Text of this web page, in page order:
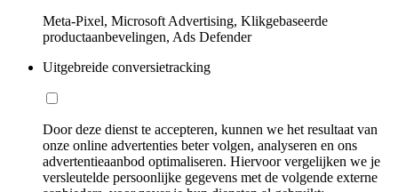
Meta-Pixel, Microsoft Advertising, Klikgebaseerde
productaanbevelingen, Ads Defender
Uitgebreide conversietracking
Door deze dienst te accepteren, kunnen we het resultaat van
onze online advertenties beter volgen, analyseren en ons
advertentieaanbod optimaliseren. Hiervoor vergelijken we je
versleutelde persoonlijke gegevens met de volgende externe